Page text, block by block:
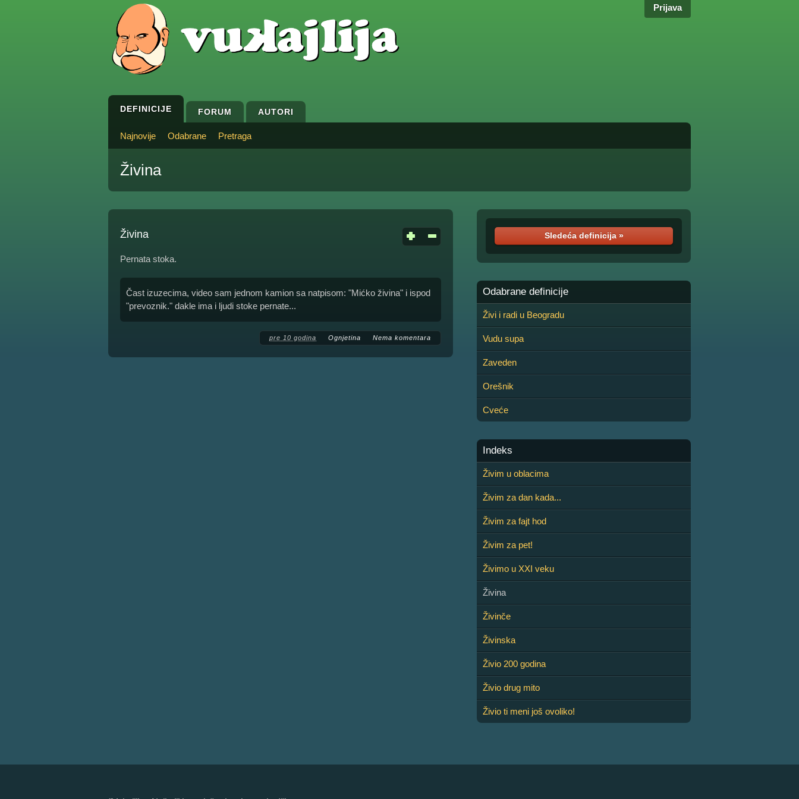
Prijava
DEFINICIJE FORUM AUTORI
Najnovije Odabrane Pretraga
Živina
Živina
Pernata stoka.
Čast izuzecima, video sam jednom kamion sa natpisom: "Mićko živina" i ispod
"prevoznik." dakle ima i ljudi stoke pernate...
pre 10 godina Ognjetina Nema komentara
Sledeća definicija »
Odabrane definicije
Živi i radi u Beogradu
Vudu supa
Zaveden
Orešnik
Cveće
Indeks
Živim u oblacima
Živim za dan kada...
Živim za fajt hod
Živim za pet!
Živimo u XXI veku
Živina
Živinče
Živinska
Živio 200 godina
Živio drug mito
Živio ti meni još ovoliko!